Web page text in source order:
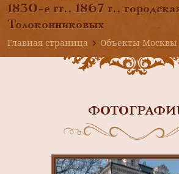
1830-е гг., 1867 г.,
Толоконниковых
Главная страница
Объекты Москвы